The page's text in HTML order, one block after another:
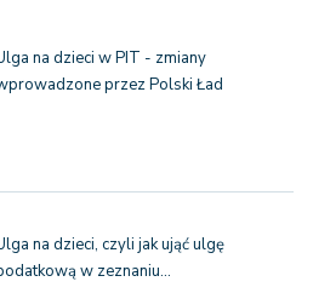
na dzieci w PIT - zmiany
przez Polski Ład
na dzieci, czyli jak ująć ulgę
w zeznaniu…